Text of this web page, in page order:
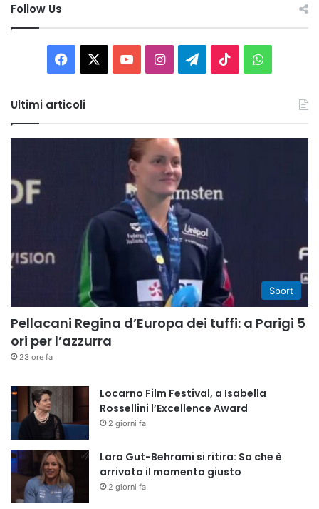
Follow Us
Facebook You InstagramTelegram
TikTok
Ultimi articoli
Sport
Pellacani Regina d’Europa dei tuffi: a Parigi 5
ori per l’azzurra
23 ore fa
Locarno Film Festival, a Isabella
Rossellini l’Excellence Award
2 giorni fa
Lara Gut-Behrami si ritira: So che è
arrivato il momento giusto
2 giorni fa